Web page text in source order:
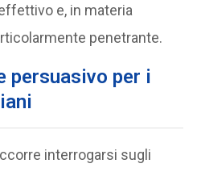
e, in materia
penetrante.
persuasivo per i
interrogarsi sugli